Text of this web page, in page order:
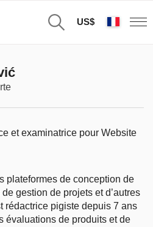
US$
et examinatrice pour Website
plateformes de conception de
gestion de projets et d’autres
rédactrice pigiste depuis 7 ans
évaluations de produits et de